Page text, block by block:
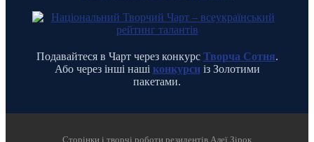
Подавайтеся в Чарт через конкурс Творча Сотня.
Або через інші наші конкурсиіз Золотими
пакетами.
Cторінки і творчі роботи резидентів Алеї Зірок